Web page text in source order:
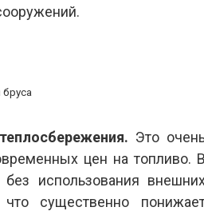
Это
цен на топливо. В
без использования
существенно